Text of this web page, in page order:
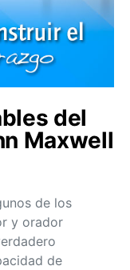
del
Maxwell
de los
y orador
de